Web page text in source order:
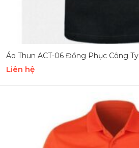
Áo Thun ACT-06 Đồng Phục Công Ty
Liên hệ